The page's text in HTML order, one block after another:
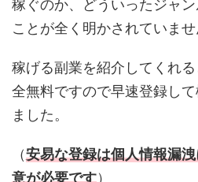
稼ぐのか、どういったジャ
ことが全く明かされていませ
稼げる副業を紹介してくれ
全無料ですので早速登録し
ました。
（安易な登録は個人情報漏
意が必要です）